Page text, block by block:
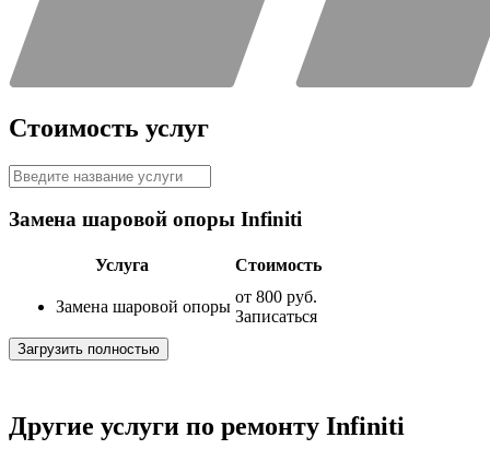
Стоимость услуг
Замена шаровой опоры Infiniti
Услуга Стоимость
Замена шаровой опоры
от 800 руб.
Записаться
Загрузить полностью
Другие услуги по ремонту Infiniti